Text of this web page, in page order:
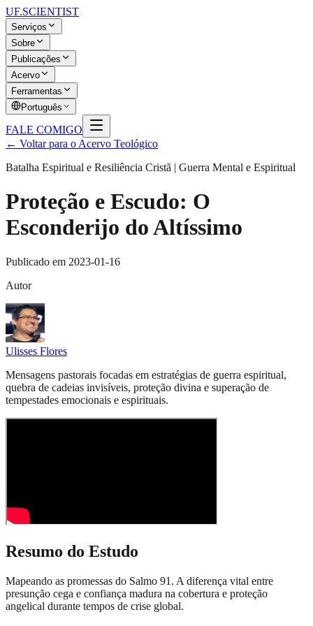
UF.SCIENTIST
Serviços
Sobre
Publicações
Acervo
Ferramentas
Português
FALE COMIGO
← Voltar para o Acervo Teológico
Batalha Espiritual e Resiliência Cristã | Guerra Mental e Espiritual
Proteção e Escudo: O
Esconderijo do Altíssimo
Publicado em 2023-01-16
Autor
Ulisses Flores
Mensagens pastorais focadas em estratégias de guerra espiritual,
quebra de cadeias invisíveis, proteção divina e superação de
tempestades emocionais e espirituais.
Resumo do Estudo
Mapeando as promessas do Salmo 91. A diferença vital entre
presunção cega e confiança madura na cobertura e proteção
angelical durante tempos de crise global.